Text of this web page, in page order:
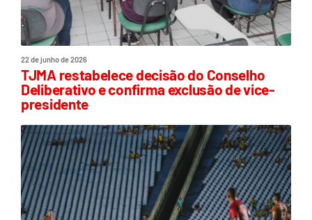
22 de junho de 2026
TJMA restabelece decisão do Conselho
Deliberativo e confirma exclusão de vice-
presidente